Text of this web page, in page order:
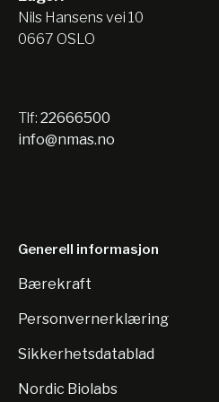
Nils Hansens vei 10
0667 OSLO
Tlf: 22666500
info@nmas.no
Generell informasjon
Bærekraft
Personvernerklæring
Sikkerhetsdatablad
Nordic Biolabs